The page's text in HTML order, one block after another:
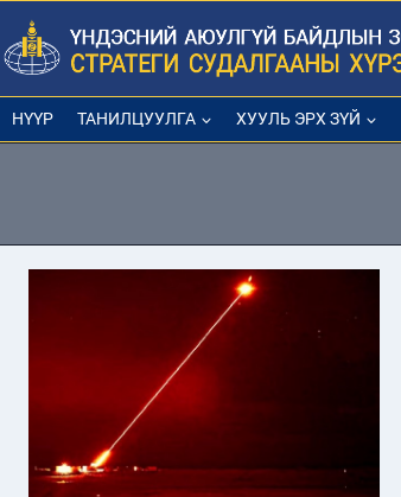
Skip
to
content
НҮҮР ТАНИЛЦУУЛГА ХУУЛЬ ЭРХ ЗҮЙ